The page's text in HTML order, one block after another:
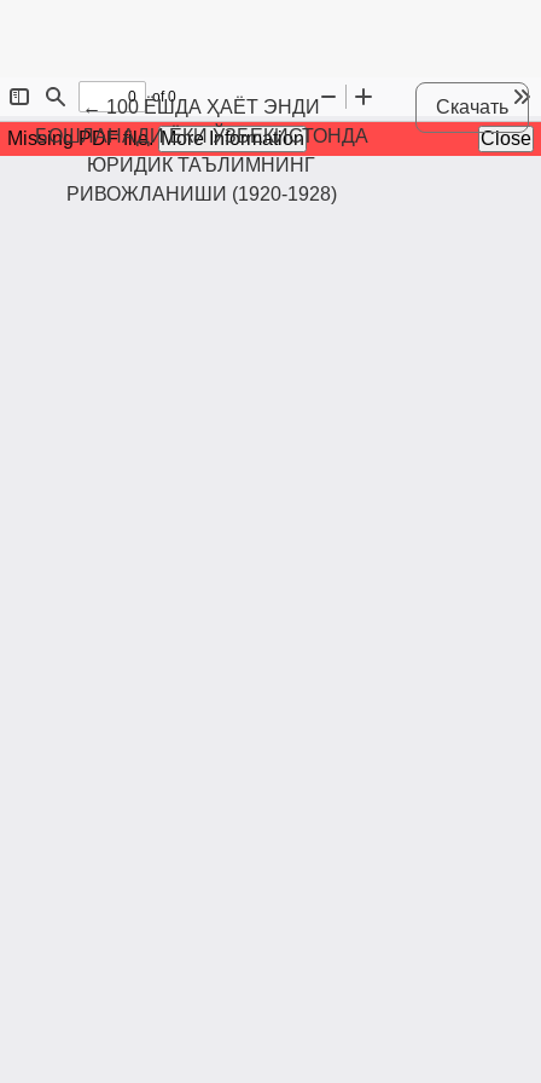
←Maqola tafsilotlariga qaytish
100 ЁШДА ҲАЁТ ЭНДИ
БОШЛАНАДИ ЁКИ ЎЗБЕКИСТОНДА
ЮРИДИК ТАЪЛИМНИНГ
РИВОЖЛАНИШИ (1920-1928)
Скачать